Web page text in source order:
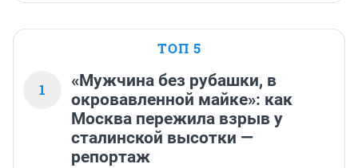
ТОП 5
1
«Мужчина без рубашки, в
окровавленной майке»: как
Москва пережила взрыв у
сталинской высотки —
репортаж